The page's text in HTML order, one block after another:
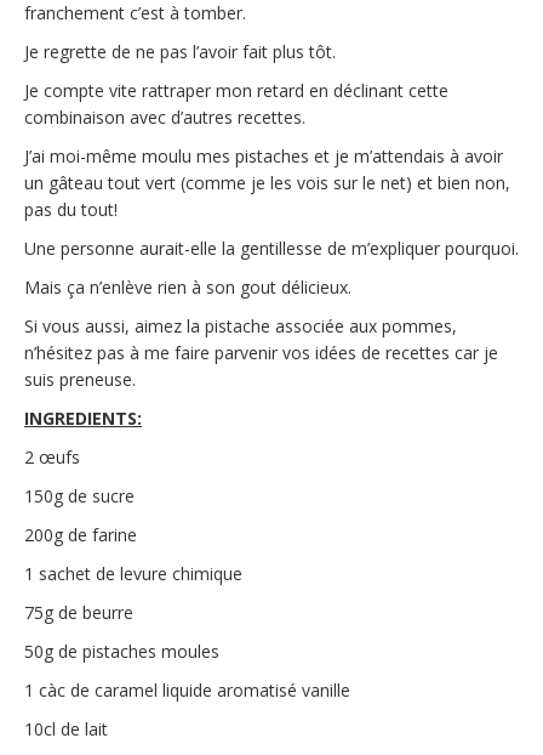
franchement c’est à tomber.
Je regrette de ne pas l’avoir fait plus tôt.
Je compte vite rattraper mon retard en déclinant cette
combinaison avec d’autres recettes.
J’ai moi-même moulu mes pistaches et je m’attendais à avoir
un gâteau tout vert (comme je les vois sur le net) et bien non,
pas du tout!
Une personne aurait-elle la gentillesse de m’expliquer pourquoi.
Mais ça n’enlève rien à son gout délicieux.
Si vous aussi, aimez la pistache associée aux pommes,
n’hésitez pas à me faire parvenir vos idées de recettes car je
suis preneuse.
INGREDIENTS:
2 œufs
150g de sucre
200g de farine
1 sachet de levure chimique
75g de beurre
50g de pistaches moules
1 càc de caramel liquide aromatisé vanille
10cl de lait